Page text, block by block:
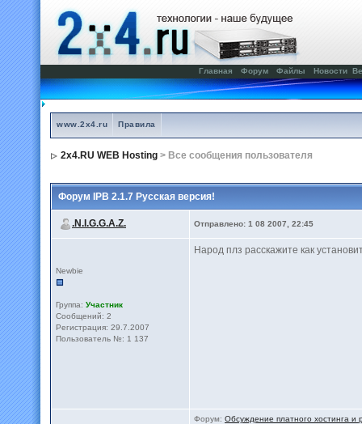
Главная Форум Файлы Новости
www.2x4.ru Правила
2x4.RU WEB Hosting > Все сообщения пользователя
Форум IPB 2.1.7 Русская версия!
.N.I.G.G.A.Z. Отправлено: 1 08 2007, 22:45
Newbie
Группа: Участник
Сообщений: 2
Регистрация: 29.7.2007
Пользователь №: 1 137
Народ плз расскажите как
Форум: Обсуждение платного хостинга и